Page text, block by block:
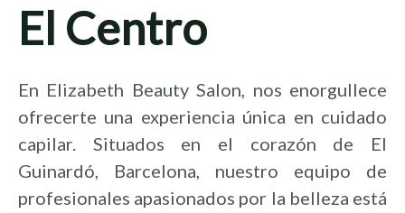
El Centro
En Elizabeth Beauty Salon, nos enorgullece
ofrecerte una experiencia única en cuidado
capilar. Situados en el corazón de El
Guinardó, Barcelona, nuestro equipo de
profesionales apasionados por la belleza está